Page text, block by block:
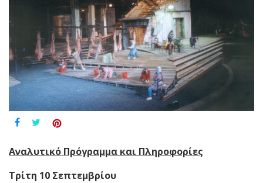
Αναλυτικό Πρόγραμμα και Πληροφορίες
Τρίτη 10 Σεπτεμβρίου